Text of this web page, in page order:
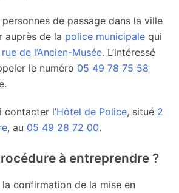
de passage dans la ville
auprès de la police municipale qui
de l’Ancien-Musée. L’intéressé
le numéro 05 49 78 75 58
contacter l’Hôtel de Police, situé 2
, au 05 49 28 72 00.
à entreprendre ?
la confirmation de la mise en